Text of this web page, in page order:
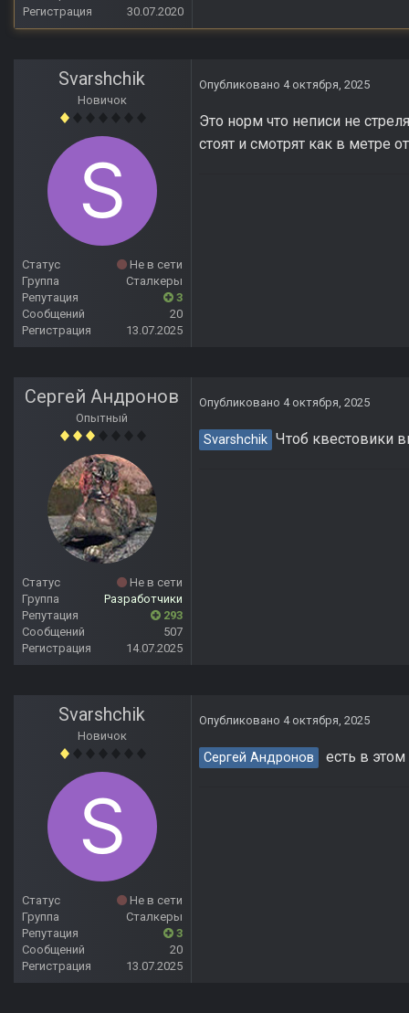
Регистрация
30.07.2020
Svarshchik
Новичок
Статус
Не в сети
Группа
Сталкеры
Репутация
3
Сообщений
20
Регистрация
13.07.2025
Опубликовано 4 октября, 2025
Это норм что неписи не
стоят и смотрят как в метре
Сергей Андронов
Опытный
Статус
Не в сети
Группа
Разработчики
Репутация
293
Сообщений
507
Регистрация
14.07.2025
Опубликовано 4 октября, 2025
Svarshchik Чтоб квестовики
Svarshchik
Новичок
Статус
Не в сети
Группа
Сталкеры
Репутация
3
Сообщений
20
Регистрация
13.07.2025
Опубликовано 4 октября, 2025
Сергей Андронов есть в